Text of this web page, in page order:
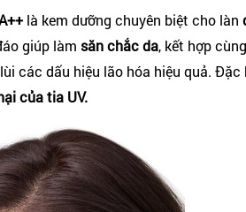
là kem dưỡng chuyên biệt cho làn
giúp làm săn chắc da, kết hợp cùng
các dấu hiệu lão hóa hiệu quả. Đặc
của tia UV.